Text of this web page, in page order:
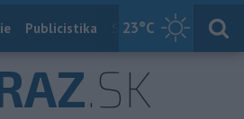
23°C
Publicistika Slovensko
.SK